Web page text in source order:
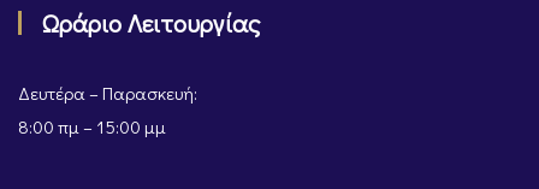
Ωράριο Λειτουργίας
Δευτέρα – Παρασκευή:
8:00 πμ – 15:00 μμ